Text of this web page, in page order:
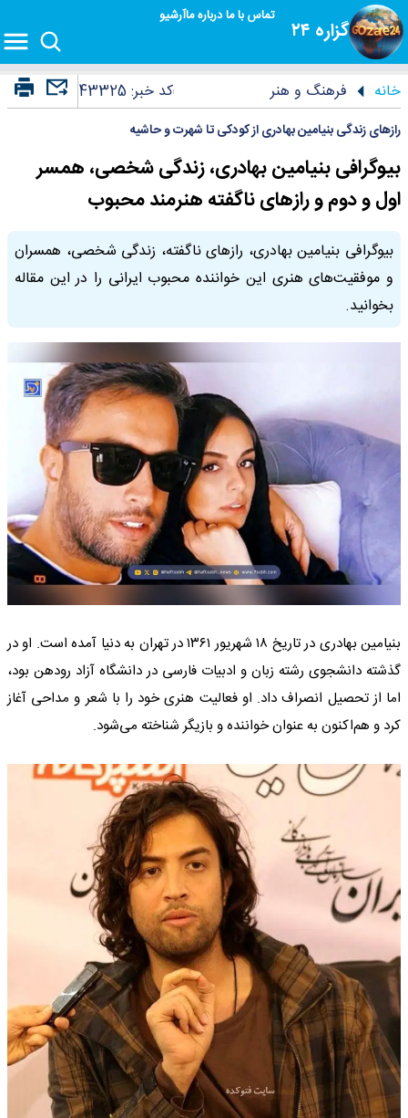
گزاره ۲۴
تماس با مادرباره ماآرشیو
خانه فرهنگ و هنر کد خبر:43325
رازهای زندگی بنیامین بهادری از کودکی تا شهرت و حاشیه
بیوگرافی بنیامین بهادری، زندگی شخصی، همسر
اول و دوم و رازهای ناگفته هنرمند محبوب
بیوگرافی بنیامین بهادری، رازهای ناگفته، زندگی شخصی، همسران
و موفقیت‌های هنری این خواننده محبوب ایرانی را در این مقاله
بخوانید.
بنیامین بهادری در تاریخ ۱۸ شهریور ۱۳۶۱ در تهران به دنیا آمده است. او در
گذشته دانشجوی رشته زبان و ادبیات فارسی در دانشگاه آزاد رودهن بود،
اما از تحصیل انصراف داد. او فعالیت هنری خود را با شعر و مداحی آغاز
کرد و هم‌اکنون به عنوان خواننده و بازیگر شناخته می‌شود.